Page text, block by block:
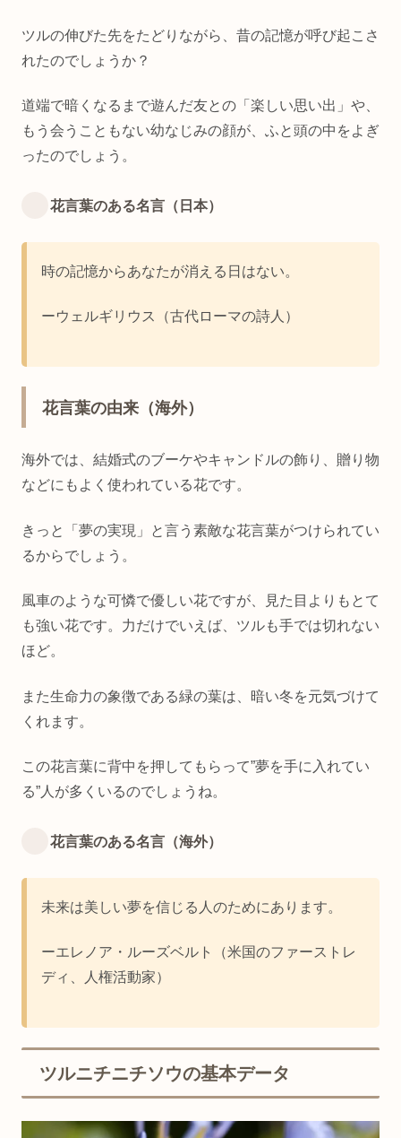
ツルの伸びた先をたどりながら、昔の記憶が呼び起こさ
れたのでしょうか？
道端で暗くなるまで遊んだ友との「楽しい思い出」や、
もう会うこともない幼なじみの顔が、ふと頭の中をよぎ
ったのでしょう。
花言葉のある名言（日本）
時の記憶からあなたが消える日はない。
ーウェルギリウス（古代ローマの詩人）
花言葉の由来（海外）
海外では、結婚式のブーケやキャンドルの飾り、贈り物
などにもよく使われている花です。
きっと「夢の実現」と言う素敵な花言葉がつけられてい
るからでしょう。
風車のような可憐で優しい花ですが、見た目よりもとて
も強い花です。力だけでいえば、ツルも手では切れない
ほど。
また生命力の象徴である緑の葉は、暗い冬を元気づけて
くれます。
この花言葉に背中を押してもらって”夢を手に入れてい
る”人が多くいるのでしょうね。
花言葉のある名言（海外）
未来は美しい夢を信じる人のためにあります。
ーエレノア・ルーズベルト（米国のファーストレ
ディ、人権活動家）
ツルニチニチソウの基本データ